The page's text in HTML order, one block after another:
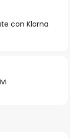
con Klarna